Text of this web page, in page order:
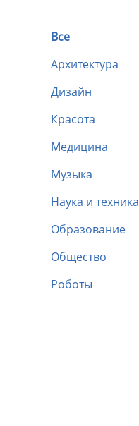
Все
Архитектура
Дизайн
Красота
Медицина
Музыка
Наука и техника
Образование
Общество
Роботы